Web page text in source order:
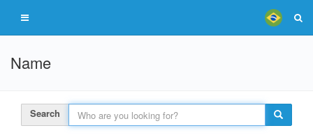
Name
Search